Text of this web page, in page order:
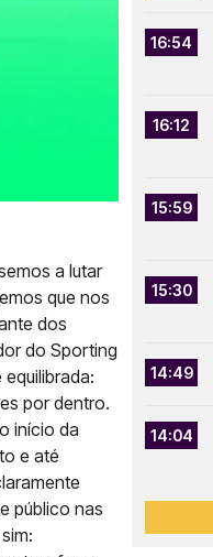
a lutar
que nos
dos
do Sporting
por dentro.
início da
e até
público nas
16:54
16:12
15:59
15:30
14:49
14:04